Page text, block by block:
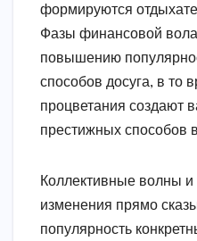
формируются
Фазы финансовой
повышению
способов досуга, в то
процветания создают
престижных способов
Коллективные волны
изменения прямо
популярность